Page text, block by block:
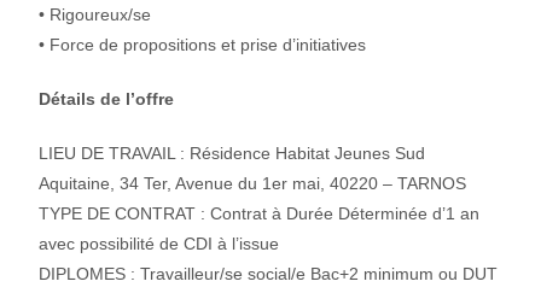
• Rigoureux/se
• Force de propositions et prise d’initiatives
Détails de l’offre
LIEU DE TRAVAIL : Résidence Habitat Jeunes Sud
Aquitaine, 34 Ter, Avenue du 1er mai, 40220 – TARNOS
TYPE DE CONTRAT : Contrat à Durée Déterminée d’1 an
avec possibilité de CDI à l’issue
DIPLOMES : Travailleur/se social/e Bac+2 minimum ou DUT